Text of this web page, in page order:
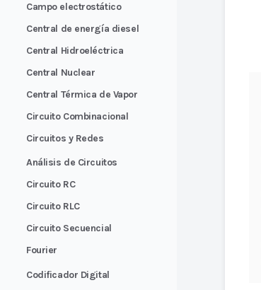
Campo electrostático
Central de energía diesel
Central Hidroeléctrica
Central Nuclear
Central Térmica de Vapor
Circuito Combinacional
Circuitos y Redes
Análisis de Circuitos
Circuito RC
Circuito RLC
Circuito Secuencial
Fourier
Codificador Digital